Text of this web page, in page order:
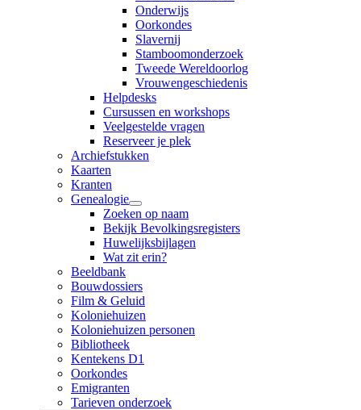
Onderwijs
Oorkondes
Slavernij
Stamboomonderzoek
Tweede Wereldoorlog
Vrouwengeschiedenis
Helpdesks
Cursussen en workshops
Veelgestelde vragen
Reserveer je plek
Archiefstukken
Kaarten
Kranten
Genealogie
Zoeken op naam
Bekijk Bevolkingsregisters
Huwelijksbijlagen
Wat zit erin?
Beeldbank
Bouwdossiers
Film & Geluid
Koloniehuizen
Koloniehuizen personen
Bibliotheek
Kentekens D1
Oorkondes
Emigranten
Tarieven onderzoek